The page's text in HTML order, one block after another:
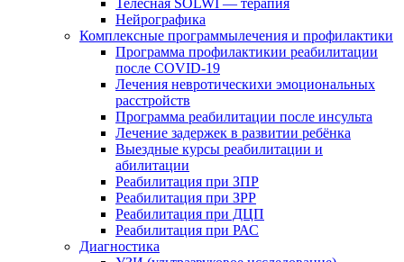
Телесная SOLWI — терапия
Нейрографика
Комплексные программылечения и профилактики
Программа профилактикии реабилитации
после COVID-19
Лечения невротическихи эмоциональных
расстройств
Программа реабилитации после инсульта
Лечение задержек в развитии ребёнка
Выездные курсы реабилитации и
абилитации
Реабилитация при ЗПР
Реабилитация при ЗРР
Реабилитация при ДЦП
Реабилитация при РАС
Диагностика